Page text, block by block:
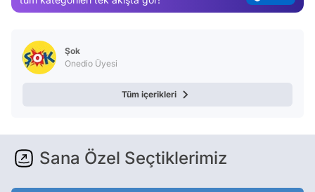
Şok
Onedio Üyesi
Tüm içerikleri
Sana Özel Seçtiklerimiz